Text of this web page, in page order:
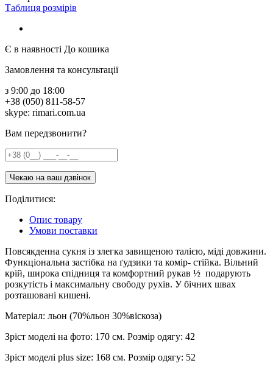
Таблиця розмірів
Є в наявності До кошика
Замовлення та консультації
з 9:00 до 18:00
+38 (050) 811-58-57
skype: rimari.com.ua
Вам передзвонити?
Поділитися:
Опис товару
Умови поставки
Повсякденна сукня із злегка завищеною талією, міді довжини.
Функціональна застібка на ґудзики та комір- стійка. Вільний
крій, широка спідниця та комфортний рукав ½ подарують
розкутість і максимальну свободу рухів. У бічних швах
розташовані кишені.
Матеріал: льон (70%льон 30%віскоза)
Зріст моделі на фото: 170 см. Розмір одягу: 42
Зріст моделі plus size: 168 см. Розмір одягу: 52